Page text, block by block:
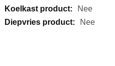
Nee
Nee